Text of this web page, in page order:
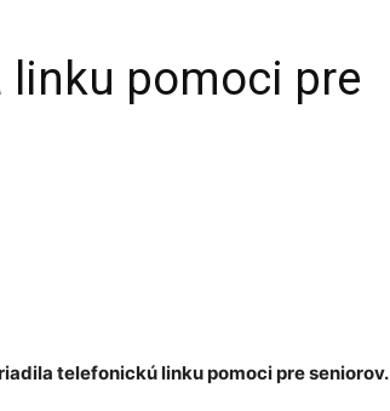
linku pomoci pre
telefonickú linku pomoci pre seniorov.